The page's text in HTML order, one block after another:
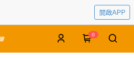
開啟APP
0